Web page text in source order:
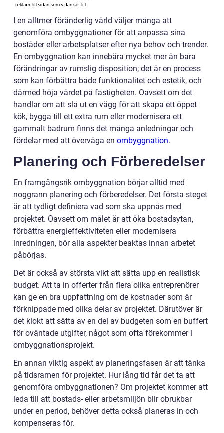
I en alltmer föränderlig värld väljer många att
genomföra ombyggnationer för att anpassa sina
bostäder eller arbetsplatser efter nya behov och trender.
En ombyggnation kan innebära mycket mer än bara
förändringar av rumslig disposition; det är en process
som kan förbättra både funktionalitet och estetik, och
därmed höja värdet på fastigheten. Oavsett om det
handlar om att slå ut en vägg för att skapa ett öppet
kök, bygga till ett extra rum eller modernisera ett
gammalt badrum finns det många anledningar och
fördelar med att överväga en ombyggnation.
Planering och Förberedelser
En framgångsrik ombyggnation börjar alltid med
noggrann planering och förberedelser. Det första steget
är att tydligt definiera vad som ska uppnås med
projektet. Oavsett om målet är att öka bostadsytan,
förbättra energieffektiviteten eller modernisera
inredningen, bör alla aspekter beaktas innan arbetet
påbörjas.
Det är också av största vikt att sätta upp en realistisk
budget. Att ta in offerter från flera olika entreprenörer
kan ge en bra uppfattning om de kostnader som är
förknippade med olika delar av projektet. Därutöver är
det klokt att sätta av en del av budgeten som en buffert
för oväntade utgifter, något som ofta förekommer i
ombyggnationsprojekt.
En annan viktig aspekt av planeringsfasen är att tänka
på tidsramen för projektet. Hur lång tid får det ta att
genomföra ombyggnationen? Om projektet kommer att
leda till att bostads- eller arbetsmiljön blir obrukbar
under en period, behöver detta också planeras in och
kompenseras för.